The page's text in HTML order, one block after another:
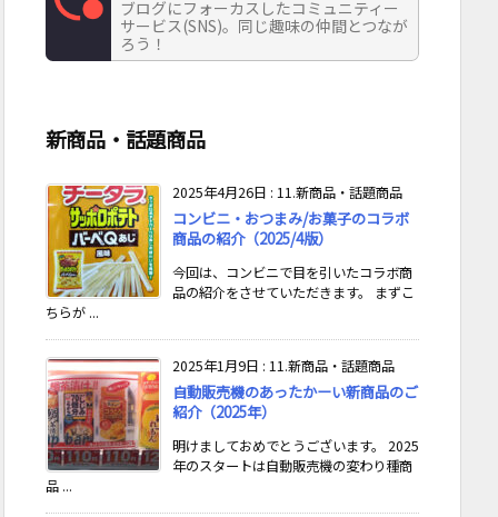
ブログにフォーカスしたコミュニティー
サービス(SNS)。同じ趣味の仲間とつなが
ろう！
新商品・話題商品
2025年4月26日 : 11.新商品・話題商品
コンビニ・おつまみ/お菓子のコラボ
商品の紹介（2025/4版）
今回は、コンビニで目を引いたコラボ商
品の紹介をさせていただきます。 まずこ
ちらが ...
2025年1月9日 : 11.新商品・話題商品
自動販売機のあったかーい新商品のご
紹介（2025年）
明けましておめでとうございます。 2025
年のスタートは自動販売機の変わり種商
品 ...